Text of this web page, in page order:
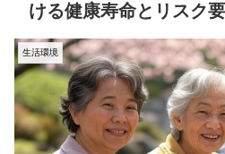
ける健康寿命とリスク
生活環境